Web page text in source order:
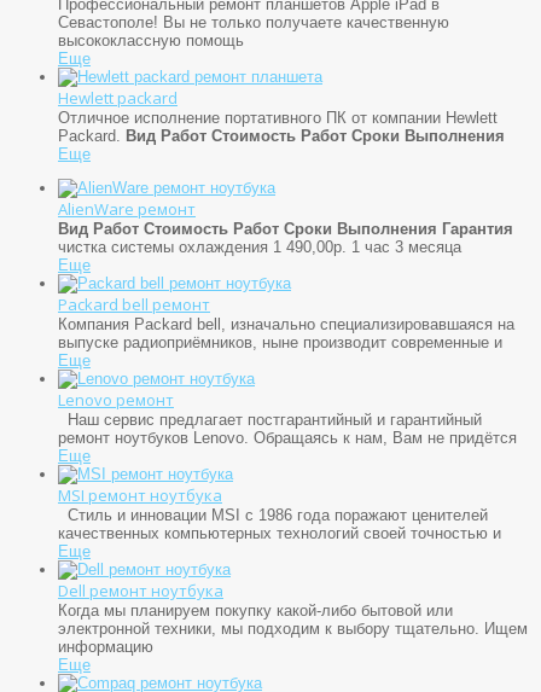
Профессиональный ремонт планшетов Apple iPad в
Севастополе! Вы не только получаете качественную
высококлассную помощь
Еще
Hewlett packard
Отличное исполнение портативного ПК от компании Hewlett
Packard. Вид Работ Стоимость Работ Сроки Выполнения
Еще
AlienWare ремонт
Вид Работ Стоимость Работ Сроки Выполнения Гарантия
чистка системы охлаждения 1 490,00р. 1 час 3 месяца
Еще
Packard bell ремонт
Компания Packard bell, изначально специализировавшаяся на
выпуске радиоприёмников, ныне производит современные и
Еще
Lenovo ремонт
Наш сервис предлагает постгарантийный и гарантийный
ремонт ноутбуков Lenovo. Обращаясь к нам, Вам не придётся
Еще
MSI ремонт ноутбука
Стиль и инновации MSI с 1986 года поражают ценителей
качественных компьютерных технологий своей точностью и
Еще
Dell ремонт ноутбука
Когда мы планируем покупку какой-либо бытовой или
электронной техники, мы подходим к выбору тщательно. Ищем
информацию
Еще